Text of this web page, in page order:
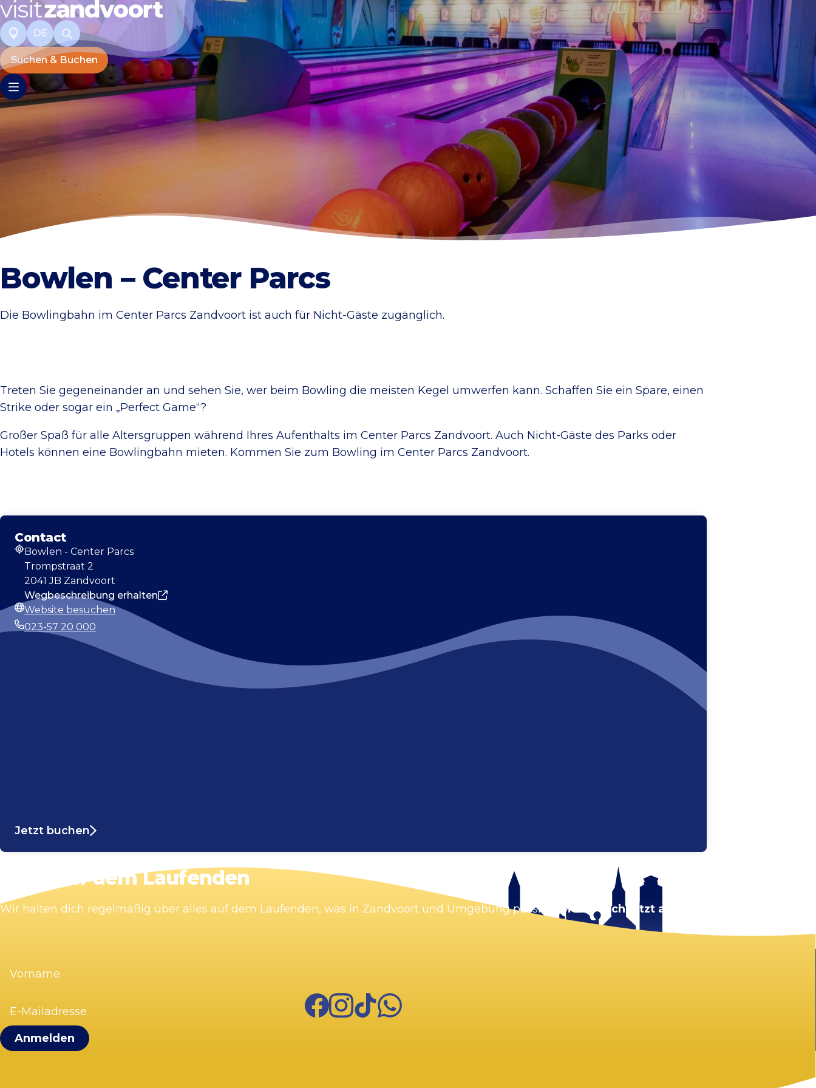
DE
Suchen & Buchen
Bowlen – Center Parcs
Die Bowlingbahn im Center Parcs Zandvoort ist auch für Nicht-Gäste zugänglich.
Treten Sie gegeneinander an und sehen Sie, wer beim Bowling die meisten Kegel umwerfen kann. Schaffen Sie ein Spare, einen
Strike oder sogar ein „Perfect Game“?
Großer Spaß für alle Altersgruppen während Ihres Aufenthalts im Center Parcs Zandvoort. Auch Nicht-Gäste des Parks oder
Hotels können eine Bowlingbahn mieten. Kommen Sie zum Bowling im Center Parcs Zandvoort.
Contact
Adresse
Bowlen - Center Parcs
Trompstraat 2
2041 JB Zandvoort
Wegbeschreibung erhalten
Webseite
Website besuchen
Telefonnummer
023-57 20 000
Jetzt buchen
Karte vergrößern
Bleib auf dem Laufenden
Wir halten dich regelmäßig über alles auf dem Laufenden, was in Zandvoort und Umgebung passiert. Melde dich jetzt an!
(erforderlich)
Mailadresse
FacebookInstagram
TikTokWhatsApp
Visit Zandvoort
Kontakt